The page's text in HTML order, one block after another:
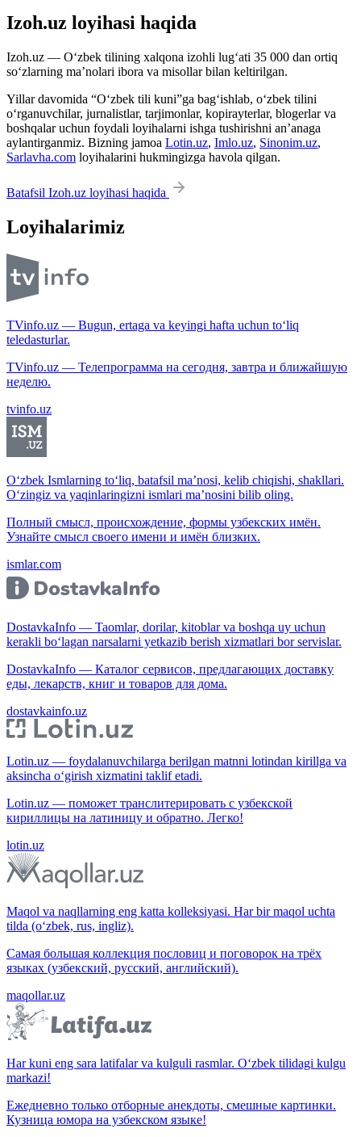
Izoh.uz loyihasi haqida
Izoh.uz — O‘zbek tilining xalqona izohli lug‘ati 35 000 dan ortiq
so‘zlarning ma’nolari ibora va misollar bilan keltirilgan.
Yillar davomida “O‘zbek tili kuni”ga bag‘ishlab, o‘zbek tilini
o‘rganuvchilar, jurnalistlar, tarjimonlar, kopirayterlar, blogerlar va
boshqalar uchun foydali loyihalarni ishga tushirishni an’anaga
aylantirganmiz. Bizning jamoa Lotin.uz, Imlo.uz, Sinonim.uz,
Sarlavha.com loyihalarini hukmingizga havola qilgan.
Batafsil Izoh.uz loyihasi haqida
Loyihalarimiz
TVinfo.uz — Bugun, ertaga va keyingi hafta uchun to‘liq
teledasturlar.
TVinfo.uz — Телепрограмма на сегодня, завтра и ближайшую
неделю.
tvinfo.uz
O‘zbek Ismlarning to‘liq, batafsil ma’nosi, kelib chiqishi, shakllari.
O‘zingiz va yaqinlaringizni ismlari ma’nosini bilib oling.
Полный смысл, происхождение, формы узбекских имён.
Узнайте смысл своего имени и имён близких.
ismlar.com
DostavkaInfo — Taomlar, dorilar, kitoblar va boshqa uy uchun
kerakli bo‘lagan narsalarni yetkazib berish xizmatlari bor servislar.
DostavkaInfo — Каталог сервисов, предлагающих доставку
еды, лекарств, книг и товаров для дома.
dostavkainfo.uz
Lotin.uz — foydalanuvchilarga berilgan matnni lotindan kirillga va
aksincha o‘girish xizmatini taklif etadi.
Lotin.uz — поможет транслитерировать с узбекской
кириллицы на латиницу и обратно. Легко!
lotin.uz
Maqol va naqllarning eng katta kolleksiyasi. Har bir maqol uchta
tilda (o‘zbek, rus, ingliz).
Самая большая коллекция пословиц и поговорок на трёх
языках (узбекский, русский, английский).
maqollar.uz
Har kuni eng sara latifalar va kulguli rasmlar. O‘zbek tilidagi kulgu
markazi!
Ежедневно только отборные анекдоты, смешные картинки.
Кузница юмора на узбекском языке!